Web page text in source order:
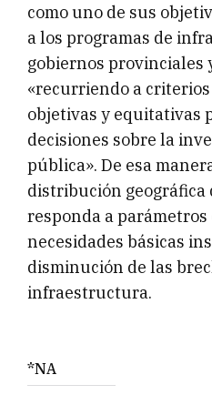
como uno de sus
a los programas de
gobiernos provinciales
«recurriendo a
objetivas y equitativas
decisiones sobre la
pública». De esa
distribución geográfica
responda a
necesidades básicas
disminución de las
infraestructura.
*NA